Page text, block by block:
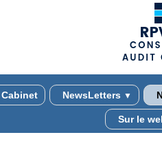
Cabinet NewsLetters ▼
Sur le